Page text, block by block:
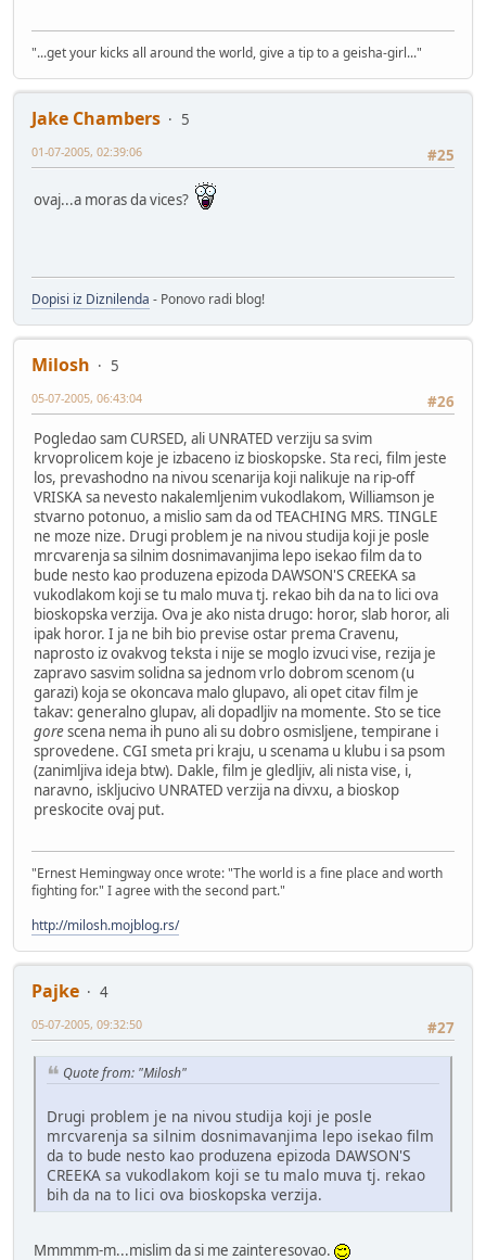
"...get your kicks all around the world, give a tip to a geisha-girl..."
Jake Chambers
5
#25
01-07-2005, 02:39:06
ovaj...a moras da vices?
Dopisi iz Diznilenda - Ponovo radi blog!
Milosh
5
#26
05-07-2005, 06:43:04
Pogledao sam CURSED, ali UNRATED verziju sa svim
krvoprolicem koje je izbaceno iz bioskopske. Sta reci, film jeste
los, prevashodno na nivou scenarija koji nalikuje na rip-off
VRISKA sa nevesto nakalemljenim vukodlakom, Williamson je
stvarno potonuo, a mislio sam da od TEACHING MRS. TINGLE
ne moze nize. Drugi problem je na nivou studija koji je posle
mrcvarenja sa silnim dosnimavanjima lepo isekao film da to
bude nesto kao produzena epizoda DAWSON'S CREEKA sa
vukodlakom koji se tu malo muva tj. rekao bih da na to lici ova
bioskopska verzija. Ova je ako nista drugo: horor, slab horor, ali
ipak horor. I ja ne bih bio previse ostar prema Cravenu,
naprosto iz ovakvog teksta i nije se moglo izvuci vise, rezija je
zapravo sasvim solidna sa jednom vrlo dobrom scenom (u
garazi) koja se okoncava malo glupavo, ali opet citav film je
takav: generalno glupav, ali dopadljiv na momente. Sto se tice
gorescena nema ih puno ali su dobro osmisljene, tempirane i
sprovedene. CGI smeta pri kraju, u scenama u klubu i sa psom
(zanimljiva ideja btw). Dakle, film je gledljiv, ali nista vise, i,
naravno, iskljucivo UNRATED verzija na divxu, a bioskop
preskocite ovaj put.
"Ernest Hemingway once wrote: "The world is a fine place and worth
fighting for." I agree with the second part."
http://milosh.mojblog.rs/
Pajke
4
#27
05-07-2005, 09:32:50
Quote from: "Milosh"
Drugi problem je na nivou studija koji je posle
mrcvarenja sa silnim dosnimavanjima lepo isekao film
da to bude nesto kao produzena epizoda DAWSON'S
CREEKA sa vukodlakom koji se tu malo muva tj. rekao
bih da na to lici ova bioskopska verzija.
Mmmmm-m...mislim da si me zainteresovao.